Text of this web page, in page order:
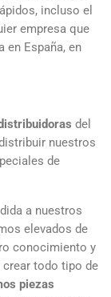
incluso el
empresa que
en España, en
del
nuestros
de
a nuestros
elevados de
conocimiento y
crear todo tipo de
piezas